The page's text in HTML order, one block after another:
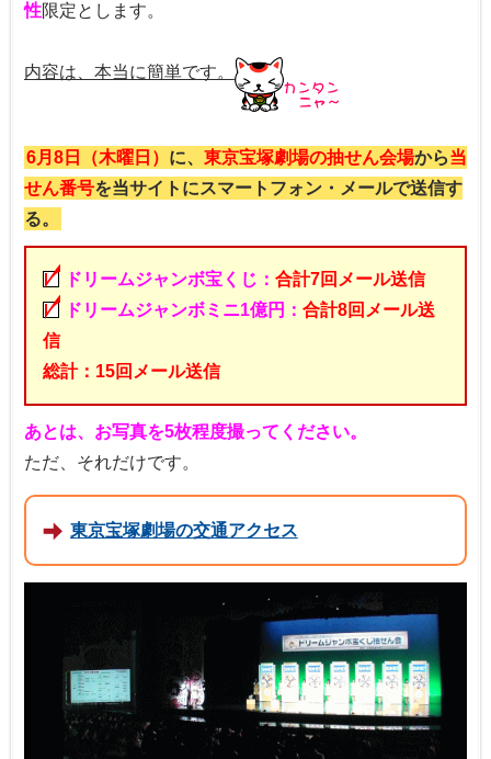
性限定とします。
内容は、本当に簡単です。
6月8日（木曜日） に、 東京宝塚劇場の抽せん会場から当
せん番号を当サイトにスマートフォン・メールで送信す
る。
ドリームジャンボ宝くじ： 合計7回メール送信
ドリームジャンボミニ1億円： 合計8回メール送
信
総計：15回メール送信
あとは、お写真を5枚程度撮ってください。
ただ、それだけです。
東京宝塚劇場の交通アクセス